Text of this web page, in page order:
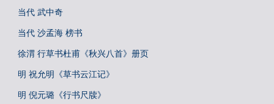
当代 武中奇
当代 沙孟海 榜书
徐渭 行草书杜甫《秋兴八首》册页
明 祝允明《草书云江记》
明 倪元璐《行书尺牍》